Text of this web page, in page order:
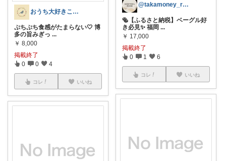
おうち大好きこもりさん🌿北欧インテリア
ぷちぷち食感がたまらない🤍 博
多の旨みぎっ ...
￥ 8,000
掲載終了
0 0 4
コレ いいね
@takamoney_room
🥯【ふるさと納税】ベーグル好
き必見✨ 福岡 ...
￥ 17,000
掲載終了
0 1 6
コレ いいね